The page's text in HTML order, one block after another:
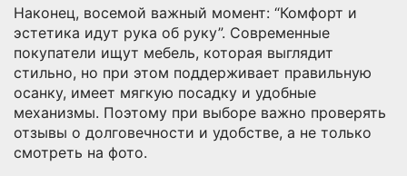
Наконец, восемой важный момент: “Комфорт и
эстетика идут рука об руку”. Современные
покупатели ищут мебель, которая выглядит
стильно, но при этом поддерживает правильную
осанку, имеет мягкую посадку и удобные
механизмы. Поэтому при выборе важно проверять
отзывы о долговечности и удобстве, а не только
смотреть на фото.